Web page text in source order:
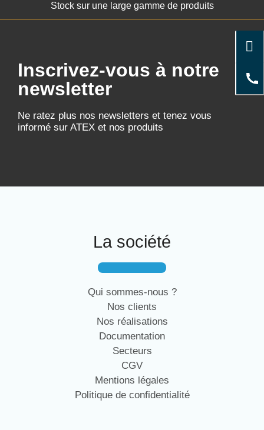
Stock sur une large gamme de produits
Inscrivez-vous à notre
newsletter
Ne ratez plus nos newsletters et tenez vous
informé sur ATEX et nos produits
La société
Qui sommes-nous ?
Nos clients
Nos réalisations
Documentation
Secteurs
CGV
Mentions légales
Politique de confidentialité